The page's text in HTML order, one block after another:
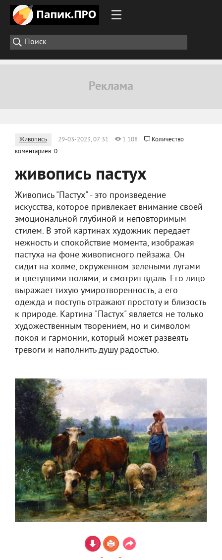
Живопись 29-03-2023, 07:31 1 108
Количество
коментариев: 0
живопись пастух
Живопись "Пастух" - это произведение
искусства, которое привлекает внимание своей
эмоциональной глубиной и неповторимым
стилем. В этой картинах художник передает
нежность и спокойствие момента, изображая
пастуха на фоне живописного пейзажа. Он
сидит на холме, окруженном зелеными лугами
и цветущими полями, и смотрит вдаль. Его лицо
выражает тихую умиротворенность, а его
одежда и поступь отражают простоту и близость
к природе. Картина "Пастух" является не только
художественным творением, но и символом
покоя и гармонии, который может развеять
тревоги и наполнить душу радостью.